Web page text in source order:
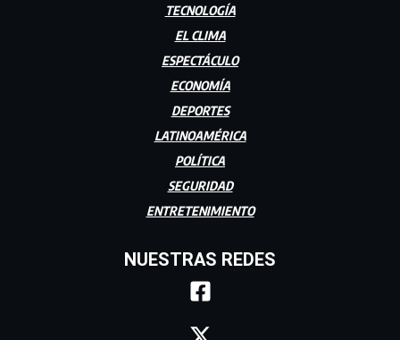
TECNOLOGÍA
EL CLIMA
ESPECTÁCULO
ECONOMÍA
DEPORTES
LATINOAMÉRICA
POLÍTICA
SEGURIDAD
ENTRETENIMIENTO
NUESTRAS REDES